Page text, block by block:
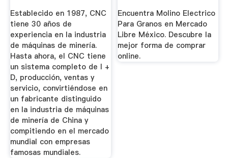
Establecido en 1987, CNC
tiene 30 años de
experiencia en la industria
de máquinas de minería.
Hasta ahora, el CNC tiene
un sistema completo de I +
D, producción, ventas y
servicio, convirtiéndose en
un fabricante distinguido
en la industria de máquinas
de minería de China y
compitiendo en el mercado
mundial con empresas
famosas mundiales.
México
Encuentra Molino Electrico
Para Granos en Mercado
Libre México. Descubre la
mejor forma de comprar
online.